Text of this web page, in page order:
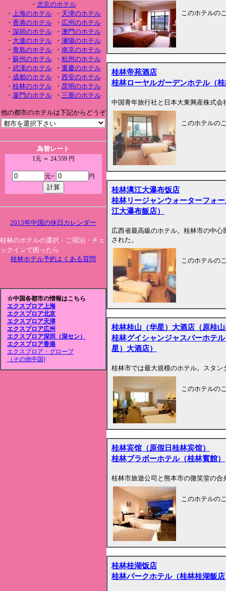
・ 北京のホテル
・ 上海のホテル・ 天津のホテル
・ 香港のホテル・ 広州のホテル
・ 深圳のホテル・ 澳門のホテル
・ 大連のホテル・ 瀋陽のホテル
・ 青島のホテル・ 南京のホテル
・ 蘇州のホテル・ 杭州のホテル
・ 武漢のホテル・ 重慶のホテル
・ 成都のホテル・ 西安のホテル
・ 桂林のホテル・ 昆明のホテル
・ 厦門のホテル・ 三亜のホテル
他の都市のホテルは下記からどうぞ
為替レート
1元 ＝ 24.559 円
元= 円
2013年中国の休日カレンダー
桂林のホテルの選択・ご宿泊・チェ
ックインで困ったら
桂林ホテル予約よくある質問
☆中国各都市の情報はこちら
エクスプロア上海
エクスプロア北京
エクスプロア天津
エクスプロア広州
エクスプロア深圳（深セン）
エクスプロア香港
エクスプロア・グローブ
（その他中国)
このホテルの
桂林帝苑酒店
桂林ローヤルガーデンホテル（
中国青年旅行社と日本大東興産株式
このホテルの
桂林漓江大瀑布饭店
桂林リージャンウォーターフォ
江大瀑布飯店）
広西省最高級のホテル。桂林市の中
された。
このホテルの
桂林桂山（华星）大酒店（原桂
桂林グイシャンジャスパーホテ
星）大酒店）
桂林市では最大規模のホテル。スタ
このホテルの
桂林宾馆（原假日桂林宾馆）
桂林ブラボーホテル（桂林賓館）
桂林市旅遊公司と熊本市の微笑堂の
このホテルの
桂林桂湖饭店
桂林パークホテル（桂林桂湖飯